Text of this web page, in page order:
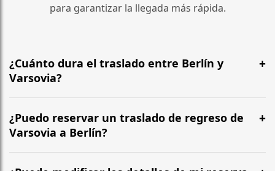
para garantizar la llegada más rápida.
¿Cuánto dura el traslado entre Berlín y
Varsovia?
¿Cuánto dura el traslado entre Berlín y Varsovia? El
trayecto suele durar 6 h 40 min, recorriendo
aproximadamente 630 km. La ruta suele seguir A2,
¿Puedo reservar un traslado de regreso de
Varsovia a Berlín?
Sí, operamos las 24 horas del día, los 7 días de la
semana, en ambos sentidos. Recomendamos salir al